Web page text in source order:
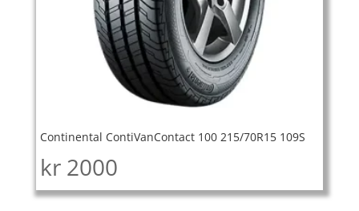
Continental ContiVanContact 100 215/70R15 109S
kr 2000